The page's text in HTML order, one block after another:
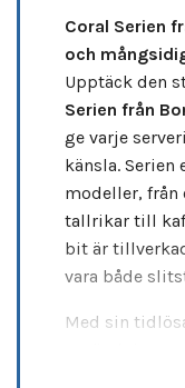
Coral Serien
och
Upptäck den
Serien från
ge varje
känsla.
modeller, från
tallrikar till
bit är
vara både
Med sin